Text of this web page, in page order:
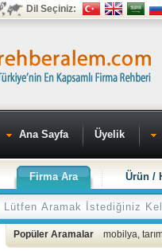
Dil Seçiniz:
Ana Sayfa Üyelik
Firma Ara Ürün /
Popüler Aramalar mobilya,